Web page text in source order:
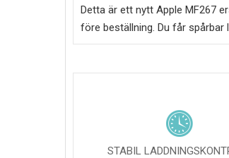
Detta är ett nytt Apple MF267
före beställning. Du får spårbar
STABIL